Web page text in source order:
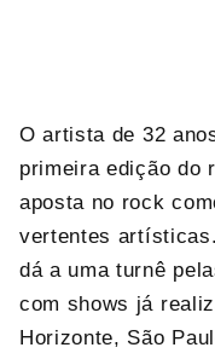
O artista de 32
primeira edição do
aposta no rock
vertentes
dá a uma turnê
com shows já
Horizonte, São